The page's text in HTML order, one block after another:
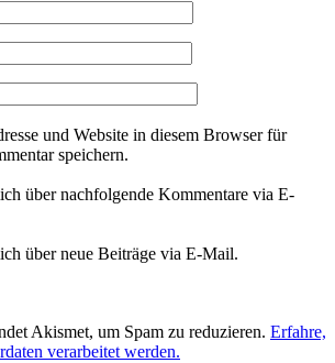
und Website in diesem Browser für
speichern.
über nachfolgende Kommentare via E-
über neue Beiträge via E-Mail.
Akismet, um Spam zu reduzieren. Erfahre,
verarbeitet werden.